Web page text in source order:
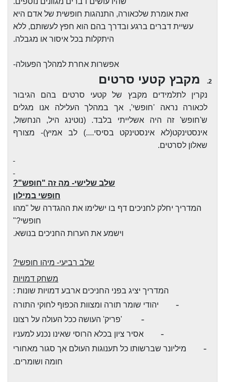
זאת אומרת שלכאורה, התנהגות חופשית של אדם היא
עשיית דברים ברגע ובדרך בהם הוא חפץ לעשותם, ללא
היתקלות בכל איסור או מגבלה.
אפשרות אחרת למהלך הפעולה-
2. מקבץ קטעי סרטים
נקרין לתלמידים מקבץ של קטעי סרטים בהם הגיבור
לכאורה נראה 'חופשי', אך במהלך העלילה אנו מגלים
ש'חופש' זה היה אשלייתי בלבד. (נוטינג היל, הנחשול,
אינסטינקט(לא אינסטינקט בסיסי....) לב אמיץ)- מצורף
שאלון לסרטים.
שלב שלישי- מה זה "חופש"?
חופשי במילון
המדריך יחלק לחניכים דף בו ישלימו את ההגדרה של "מהו
חופשי?"
וישמע את הערות החניכים בנושא.
שלב רביעי- מיהו חופשי?
משחק דמויות
המדריך יציג בפני החניכים ארבע דמויות שונות :
- יהודי שומר תורה ומצוות הכפוף לחוקי התורה
- 'פריק' העושה ככל העולה על רצונו
- אסיר ציון בכלא הרוסי שאינו נכנע למעניו
-
מיליונר שברשותו כל תענוגות העולם אך סגור מאחורי
חומה ושומרים.